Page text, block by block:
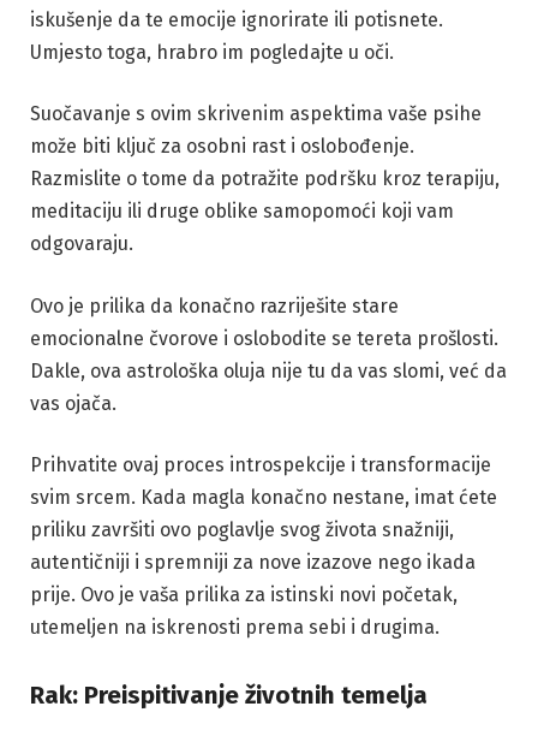
iskušenje da te emocije ignorirate ili potisnete.
Umjesto toga, hrabro im pogledajte u oči.
Suočavanje s ovim skrivenim aspektima vaše psihe
može biti ključ za osobni rast i oslobođenje.
Razmislite o tome da potražite podršku kroz terapiju,
meditaciju ili druge oblike samopomoći koji vam
odgovaraju.
Ovo je prilika da konačno razriješite stare
emocionalne čvorove i oslobodite se tereta prošlosti.
Dakle, ova astrološka oluja nije tu da vas slomi, već da
vas ojača.
Prihvatite ovaj proces introspekcije i transformacije
svim srcem. Kada magla konačno nestane, imat ćete
priliku završiti ovo poglavlje svog života snažniji,
autentičniji i spremniji za nove izazove nego ikada
prije. Ovo je vaša prilika za istinski novi početak,
utemeljen na iskrenosti prema sebi i drugima.
Rak: Preispitivanje životnih temelja